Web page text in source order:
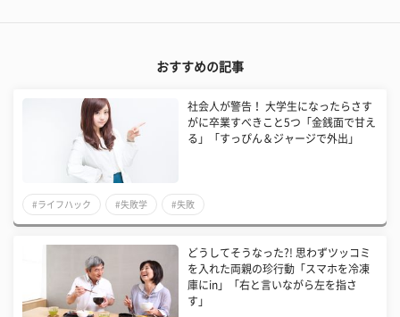
おすすめの記事
社会人が警告！ 大学生になったらさす
がに卒業すべきこと5つ「金銭面で甘え
る」「すっぴん＆ジャージで外出」
#ライフハック #失敗学 #失敗
どうしてそうなった?! 思わずツッコミ
を入れた両親の珍行動「スマホを冷凍
庫にin」「右と言いながら左を指さ
す」